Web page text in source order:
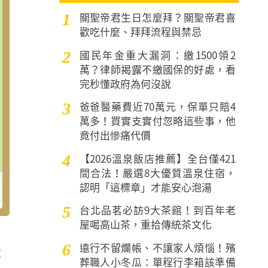
1
關聖帝君生日怎麼拜？關聖帝君喜
歡吃什麼、拜拜流程與禁忌
2
國民年金重大漏洞：繳1500領2
萬？律師揭露不繳國保的好處，看
完秒懂政府為何沒說
3
爸爸醫藥費近70萬元，保單只賠4
萬多！買實支實付忽略這些事，他
竟付出慘痛代價
4
【2026溫泉飯店推薦】全台僅421
間合法！嚴選8大優質溫泉住宿，
認明「這標章」才能安心泡湯
5
台北品茗必訪9大茶館！到百年老
屋喝高山茶，重拾傳統茶文化
6
遠行不留爛帳、不讓家人煩惱！殯
葬職人小冬瓜：單程行李箱該準備